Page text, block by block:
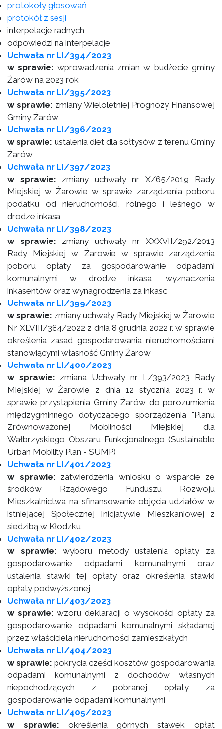
protokoły głosowań
protokół z sesji
interpelacje radnych
odpowiedzi na interpelacje
Uchwała nr LI/394/2023
w sprawie: wprowadzenia zmian w budżecie gminy
Żarów na 2023 rok
Uchwała nr LI/395/2023
w sprawie: zmiany Wieloletniej Prognozy Finansowej
Gminy Żarów
Uchwała nr LI/396/2023
w sprawie: ustalenia diet dla sołtysów z terenu Gminy
Żarów
Uchwała nr LI/397/2023
w sprawie: zmiany uchwały nr X/65/2019 Rady
Miejskiej w Żarowie w sprawie zarządzenia poboru
podatku od nieruchomości, rolnego i leśnego w
drodze inkasa
Uchwała nr LI/398/2023
w sprawie: zmiany uchwały nr XXXVII/292/2013
Rady Miejskiej w Żarowie w sprawie zarządzenia
poboru opłaty za gospodarowanie odpadami
komunalnymi w drodze inkasa, wyznaczenia
inkasentów oraz wynagrodzenia za inkaso
Uchwała nr LI/399/2023
w sprawie: zmiany uchwały Rady Miejskiej w Żarowie
Nr XLVIII/384/2022 z dnia 8 grudnia 2022 r. w sprawie
określenia zasad gospodarowania nieruchomościami
stanowiącymi własność Gminy Żarow
Uchwała nr LI/400/2023
w sprawie: zmiana Uchwały nr L/393/2023 Rady
Miejskiej w Żarowie z dnia 12 stycznia 2023 r. w
sprawie przystąpienia Gminy Żarów do porozumienia
międzygminnego dotyczącego sporządzenia "Planu
Zrównoważonej Mobilności Miejskiej dla
Wałbrzyskiego Obszaru Funkcjonalnego (Sustainable
Urban Mobility Plan - SUMP)
Uchwała nr LI/401/2023
w sprawie: zatwierdzenia wniosku o wsparcie ze
środków Rządowego Funduszu Rozwoju
Mieszkalnictwa na sfinansowanie objęcia udziałów w
istniejącej Społecznej Inicjatywie Mieszkaniowej z
siedzibą w Kłodzku
Uchwała nr LI/402/2023
w sprawie: wyboru metody ustalenia opłaty za
gospodarowanie odpadami komunalnymi oraz
ustalenia stawki tej opłaty oraz określenia stawki
opłaty podwyższonej
Uchwała nr LI/403/2023
w sprawie: wzoru deklaracji o wysokości opłaty za
gospodarowanie odpadami komunalnymi składanej
przez właściciela nieruchomości zamieszkałych
Uchwała nr LI/404/2023
w sprawie: pokrycia części kosztów gospodarowania
odpadami komunalnymi z dochodów własnych
niepochodzących z pobranej opłaty za
gospodarowanie odpadami komunalnymi
Uchwała nr LI/405/2023
w sprawie: określenia górnych stawek opłat